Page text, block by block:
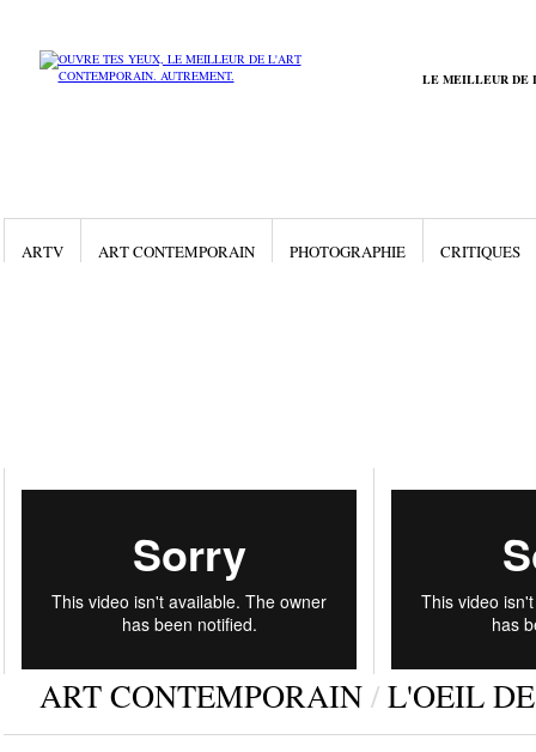
LE MEILLEUR DE
Gallery
ARTV ART CONTEMPORAIN PHOTOGRAPHIE CRITIQUES
ART CONTEMPORAIN / L'OEIL DE